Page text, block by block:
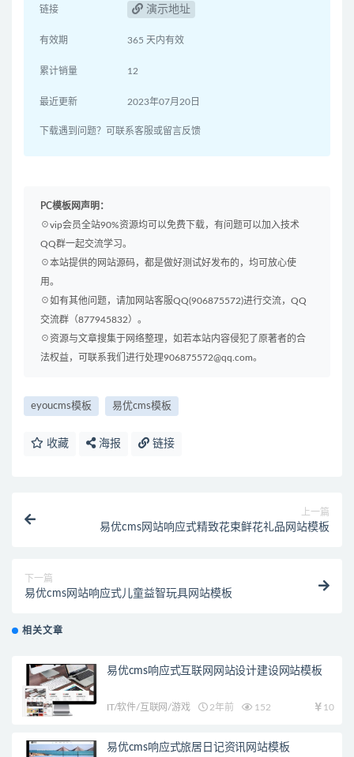
链接 演示地址
有效期 365 天内有效
累计销量 12
最近更新 2023年07月20日
下载遇到问题？可联系客服或留言反馈
PC模板网声明：
☉vip会员全站90%资源均可以免费下载，有问题可以加入技术
QQ群一起交流学习。
☉本站提供的网站源码，都是做好测试好发布的，均可放心使
用。
☉如有其他问题，请加网站客服QQ(906875572)进行交流，QQ
交流群（877945832）。
☉资源与文章搜集于网络整理，如若本站内容侵犯了原著者的合
法权益，可联系我们进行处理906875572@qq.com。
eyoucms模板 易优cms模板
收藏 海报 链接
上一篇
易优cms网站响应式精致花束鲜花礼品网站模板
下一篇
易优cms网站响应式儿童益智玩具网站模板
相关文章
易优cms响应式互联网网站设计建设网站模板
IT/软件/互联网/游戏 2年前 152 10
易优cms响应式旅居日记资讯网站模板